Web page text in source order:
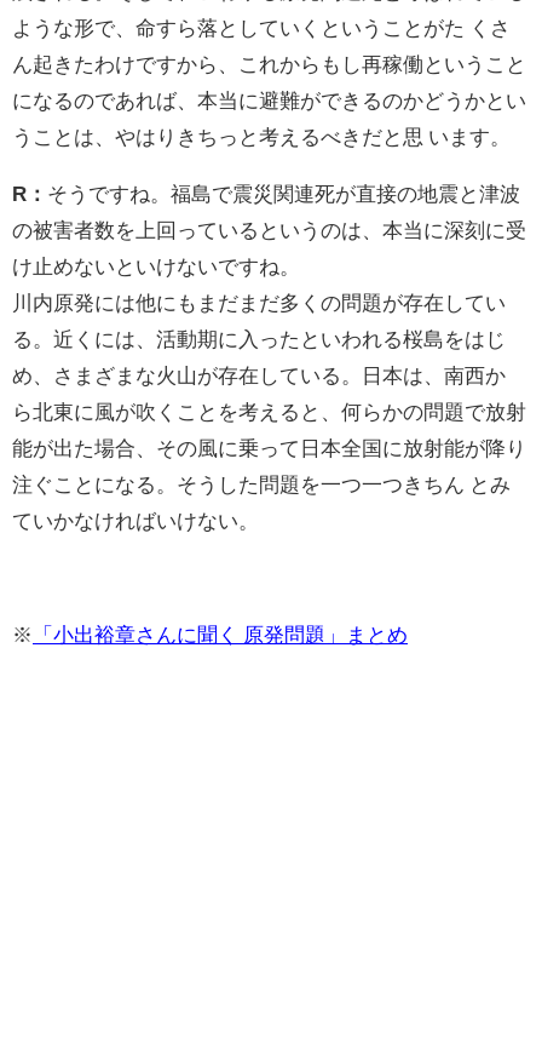
ような形で、命すら落としていくということがた くさ
ん起きたわけですから、これからもし再稼働ということ
になるのであれば、本当に避難ができるのかどうかとい
うことは、やはりきちっと考えるべきだと思 います。
R： そうですね。福島で震災関連死が直接の地震と津波
の被害者数を上回っているというのは、本当に深刻に受
け止めないといけないですね。
川内原発には他にもまだまだ多くの問題が存在してい
る。近くには、活動期に入ったといわれる桜島をはじ
め、さまざまな火山が存在している。日本は、南西か
ら北東に風が吹くことを考えると、何らかの問題で放射
能が出た場合、その風に乗って日本全国に放射能が降り
注ぐことになる。そうした問題を一つ一つきちん とみ
ていかなければいけない。
※ 「小出裕章さんに聞く 原発問題」まとめ